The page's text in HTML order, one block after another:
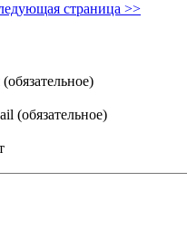
страница >>
(обязательное)